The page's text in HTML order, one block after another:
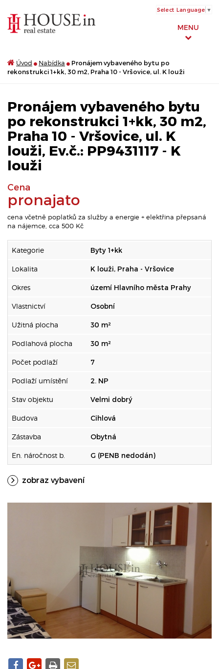
MENU
Select Language ▼
Úvod Nabídka
Pronájem vybaveného bytu po
rekonstrukci 1+kk, 30 m2, Praha 10 - Vršovice, ul. K louži
Pronájem vybaveného bytu
po rekonstrukci 1+kk, 30 m2,
Praha 10 - Vršovice, ul. K
louži, Ev.č.: PP9431117 - K
louži
Cena
pronajato
cena včetně poplatků za služby a energie + elektřina přepsaná
na nájemce, cca 500 Kč
Kategorie Byty 1+kk
Lokalita K louži, Praha - Vršovice
Okres území Hlavního města Prahy
Vlastnictví Osobní
Užitná plocha 30 m²
Podlahová plocha 30 m²
Počet podlaží 7
Podlaží umístění 2. NP
Stav objektu Velmi dobrý
Budova Cihlová
Zástavba Obytná
En. náročnost b. G (PENB nedodán)
zobraz vybavení